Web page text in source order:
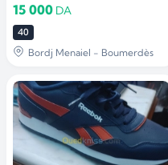
15 000 DA
40
Bordj Menaiel - Boumerdès